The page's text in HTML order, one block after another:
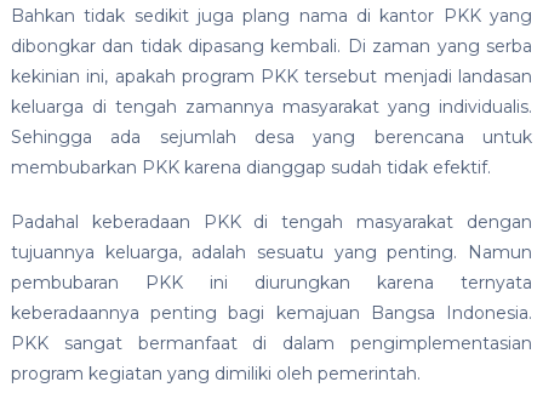
Bahkan tidak sedikit juga plang nama di kantor PKK yang
dibongkar dan tidak dipasang kembali. Di zaman yang serba
kekinian ini, apakah program PKK tersebut menjadi landasan
keluarga di tengah zamannya masyarakat yang individualis.
Sehingga ada sejumlah desa yang berencana untuk
membubarkan PKK karena dianggap sudah tidak efektif.
Padahal keberadaan PKK di tengah masyarakat dengan
tujuannya keluarga, adalah sesuatu yang penting. Namun
pembubaran PKK ini diurungkan karena ternyata
keberadaannya penting bagi kemajuan Bangsa Indonesia.
PKK sangat bermanfaat di dalam pengimplementasian
program kegiatan yang dimiliki oleh pemerintah.